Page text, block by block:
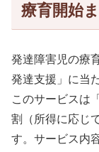
療育開始
発達障害児の療
発達支援」に当
このサービスは
割（所得に応じ
す。サービス内